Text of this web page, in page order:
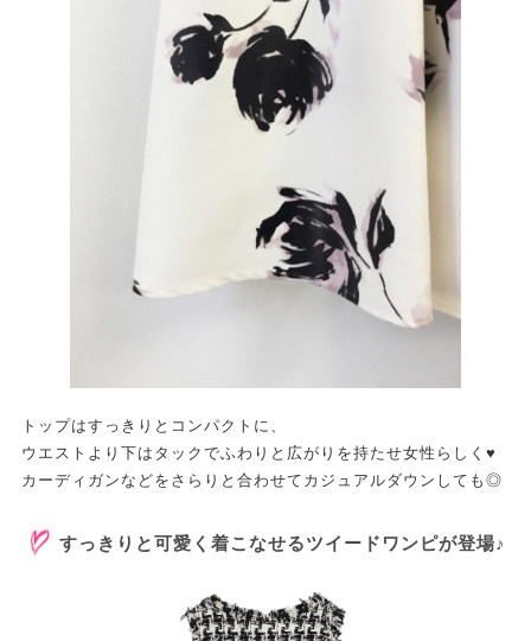
トップはすっきりとコンパクトに、
ウエストより下はタックでふわりと広がりを持たせ女性らしく♥
カーディガンなどをさらりと合わせてカジュアルダウンしても◎
すっきりと可愛く着こなせるツイードワンピが登場♪